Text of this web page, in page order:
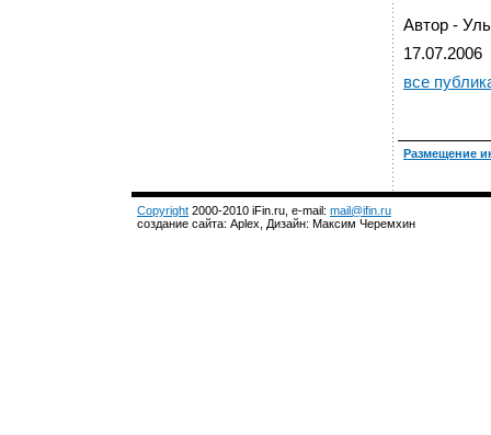
Автор -
17.07.2006
все
Размещение
Copyright 2000-2010 iFin.ru, e-mail: mail@ifin.ru
создание сайта: Aplex, Дизайн: Максим Черемхин